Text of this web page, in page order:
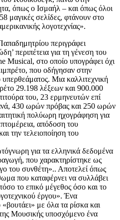
όπως ο Ισμαήλ – και όπως όλοι
μαγικές σελίδες, φτάνουν στο
λογοτεχνίας».
περιγράφει
περιπέτεια για τη γένεση του
στο οποίο υπογράφει όχι
που οδήγησαν στην
Μια καλλιτεχνική
29.198 λέξεων και 900.000
του, 23 ερμηνευτών επί
430 ωρών πρόβας και 250 ωρών
πολύωρη ηχογράφηση για
απόδοση του
την τελειοποίηση του
για τα ελληνικά δεδομένα
που χαρακτηρίστηκε ως
του συνθέτη».. Αποτελεί όπως
που καταφέρνει να συλλάβει
το επικό μέγεθος όσο και το
έργου». Ένα
με όλα τα ρίσκα και
Μουσικής υποσχόμενο ένα